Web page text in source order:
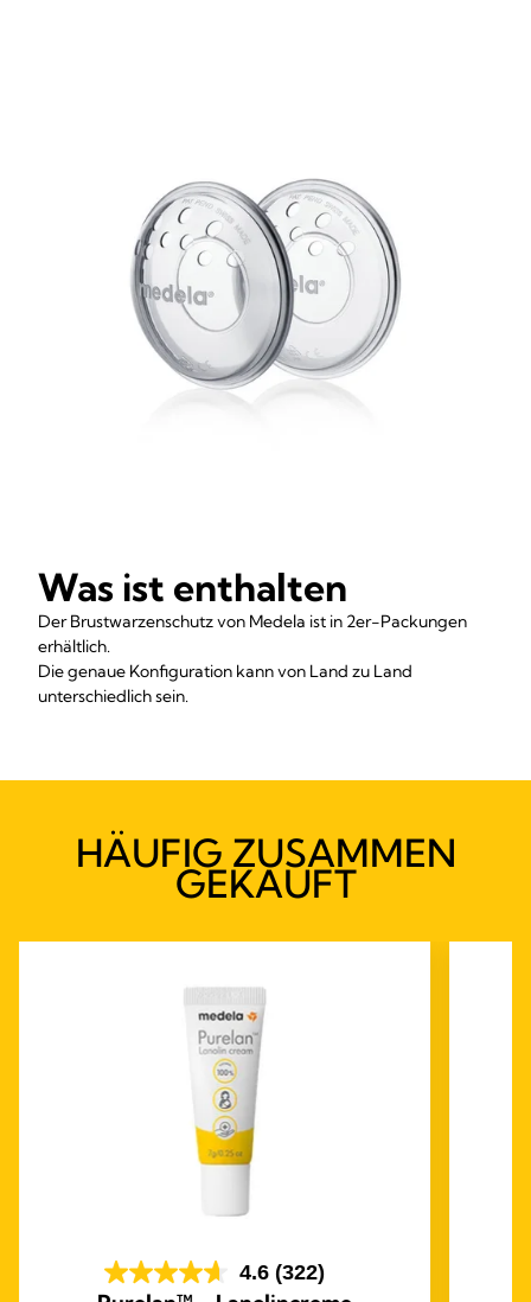
Was ist enthalten
Der Brustwarzenschutz von Medela ist in 2er-Packungen
erhältlich.
Die genaue Konfiguration kann von Land zu Land
unterschiedlich sein.
HÄUFIG ZUSAMMEN
GEKAUFT
4.6 (322)